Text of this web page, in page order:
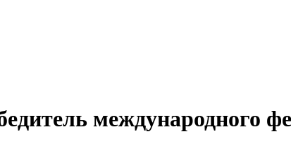
международного